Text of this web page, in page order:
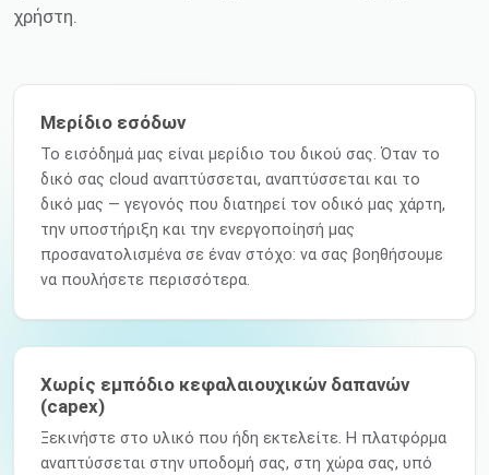
χρήστη.
Μερίδιο εσόδων
Το εισόδημά μας είναι μερίδιο του δικού σας. Όταν το
δικό σας cloud αναπτύσσεται, αναπτύσσεται και το
δικό μας — γεγονός που διατηρεί τον οδικό μας χάρτη,
την υποστήριξη και την ενεργοποίησή μας
προσανατολισμένα σε έναν στόχο: να σας βοηθήσουμε
να πουλήσετε περισσότερα.
Χωρίς εμπόδιο κεφαλαιουχικών δαπανών
(capex)
Ξεκινήστε στο υλικό που ήδη εκτελείτε. Η πλατφόρμα
αναπτύσσεται στην υποδομή σας, στη χώρα σας, υπό